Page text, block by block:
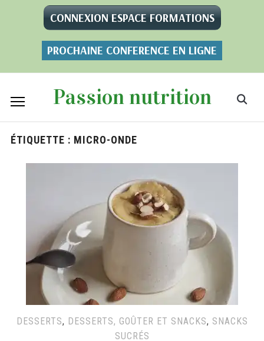
CONNEXION ESPACE FORMATIONS
PROCHAINE CONFERENCE EN LIGNE
Passion nutrition
ÉTIQUETTE : MICRO-ONDE
DESSERTS, DESSERTS, GOÛTER ET SNACKS, SNACKS
SUCRÉS